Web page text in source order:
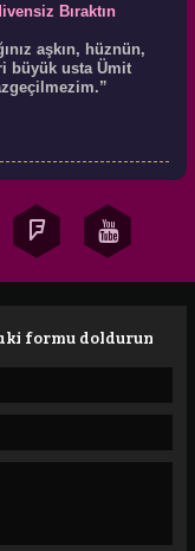
Bıraktın
aşkın, hüznün,
büyük usta Ümit
formu doldurun